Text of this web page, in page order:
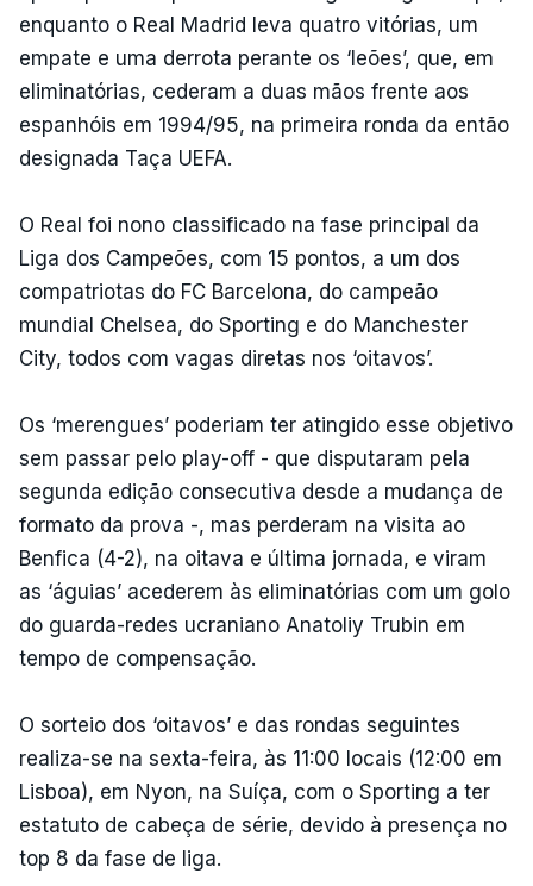
enquanto o Real Madrid leva quatro vitórias, um
empate e uma derrota perante os ‘leões’, que, em
eliminatórias, cederam a duas mãos frente aos
espanhóis em 1994/95, na primeira ronda da então
designada Taça UEFA.
O Real foi nono classificado na fase principal da
Liga dos Campeões, com 15 pontos, a um dos
compatriotas do FC Barcelona, do campeão
mundial Chelsea, do Sporting e do Manchester
City, todos com vagas diretas nos ‘oitavos’.
Os ‘merengues’ poderiam ter atingido esse objetivo
sem passar pelo play-off - que disputaram pela
segunda edição consecutiva desde a mudança de
formato da prova -, mas perderam na visita ao
Benfica (4-2), na oitava e última jornada, e viram
as ‘águias’ acederem às eliminatórias com um golo
do guarda-redes ucraniano Anatoliy Trubin em
tempo de compensação.
O sorteio dos ‘oitavos’ e das rondas seguintes
realiza-se na sexta-feira, às 11:00 locais (12:00 em
Lisboa), em Nyon, na Suíça, com o Sporting a ter
estatuto de cabeça de série, devido à presença no
top 8 da fase de liga.